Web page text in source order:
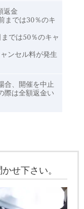
返金
までは30％のキ
では50％のキャ
ンセル料が発生
合、開催を中止
際は全額返金い
せ下さい。